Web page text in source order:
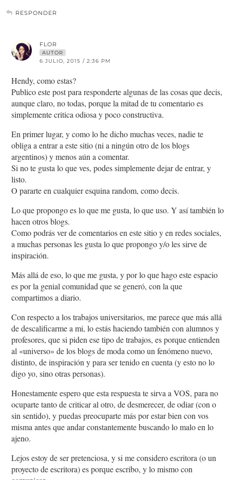
RESPONDER
FLOR
AUTOR
6 JULIO, 2015 / 2:36 PM
Hendy, como estas?
Publico este post para responderte algunas de las cosas que decis,
aunque claro, no todas, porque la mitad de tu comentario es
simplemente critica odiosa y poco constructiva.
En primer lugar, y como lo he dicho muchas veces, nadie te
obliga a entrar a este sitio (ni a ningún otro de los blogs
argentinos) y menos aún a comentar.
Si no te gusta lo que ves, podes simplemente dejar de entrar, y
listo.
O pararte en cualquier esquina random, como decis.
Lo que propongo es lo que me gusta, lo que uso. Y así también lo
hacen otros blogs.
Como podrás ver de comentarios en este sitio y en redes sociales,
a muchas personas les gusta lo que propongo y/o les sirve de
inspiración.
Más allá de eso, lo que me gusta, y por lo que hago este espacio
es por la genial comunidad que se generó, con la que
compartimos a diario.
Con respecto a los trabajos universitarios, me parece que más allá
de descalificarme a mi, lo estás haciendo también con alumnos y
profesores, que si piden ese tipo de trabajos, es porque entienden
al «universo» de los blogs de moda como un fenómeno nuevo,
distinto, de inspiración y para ser tenido en cuenta (y esto no lo
digo yo, sino otras personas).
Honestamente espero que esta respuesta te sirva a VOS, para no
ocuparte tanto de criticar al otro, de desmerecer, de odiar (con o
sin sentido), y puedas preocuparte más por estar bien con vos
misma antes que andar constantemente buscando lo malo en lo
ajeno.
Lejos estoy de ser pretenciosa, y si me considero escritora (o un
proyecto de escritora) es porque escribo, y lo mismo con